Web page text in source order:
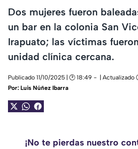
Dos mujeres fueron
un bar en la colonia San
Irapuato; las víctimas
unidad clínica cercana.
Publicado 11/10/2025 | 🕑 18:49
| Actualizado
Por: Luis Núñez Ibarra
¡No te pierdas nuestro